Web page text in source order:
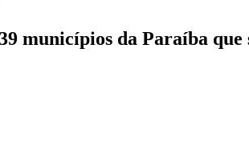
municípios da Paraíba